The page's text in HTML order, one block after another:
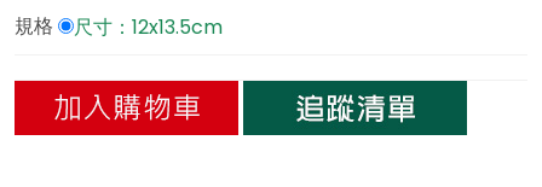
規格 尺寸：12x13.5cm